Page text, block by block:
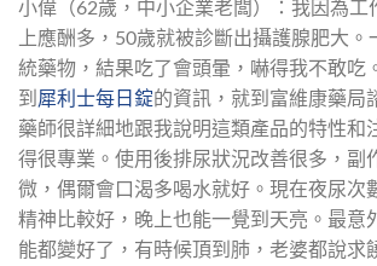
小偉（62歲，中小企業老闆）：我因為工
上應酬多，50歲就被診斷出攝護腺肥大。
統藥物，結果吃了會頭暈，嚇得我不敢吃
到 犀利士每日錠的資訊，就到富維康藥局
藥師很詳細地跟我說明這類產品的特性和
得很專業。使用後排尿狀況改善很多，副
微，偶爾會口渴多喝水就好。現在夜尿次
精神比較好，晚上也能一覺到天亮。最意
能都變好了，有時候頂到肺，老婆都說求